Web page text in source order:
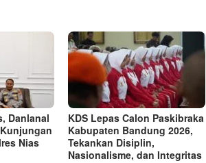
Danlanal
Nias
KDS Lepas Calon Paskibraka
Kabupaten Bandung 2026,
Tekankan Disiplin,
Nasionalisme, dan Integritas